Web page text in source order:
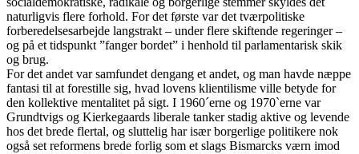
naturligvis flere forhold. For det første var det tværpolitiske
forberedelsesarbejde langstrakt – under flere skiftende regeringer –
og på et tidspunkt ”fanger bordet” i henhold til parlamentarisk skik
og brug.
For det andet var samfundet dengang et andet, og man havde næppe
fantasi til at forestille sig, hvad lovens klientilisme ville betyde for
den kollektive mentalitet på sigt. I 1960´erne og 1970`erne var
Grundtvigs og Kierkegaards liberale tanker stadig aktive og levende
hos det brede flertal, og sluttelig har især borgerlige politikere nok
også set reformens brede forlig som et slags Bismarcks værn imod